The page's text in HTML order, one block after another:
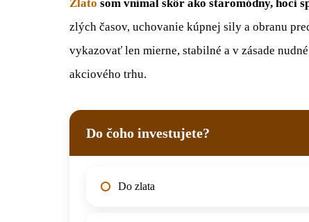
Zlato som vnímal skôr ako staromódny, hoci
zlých časov, uchovanie kúpnej sily a obranu
vykazovať len mierne, stabilné a v zásade
akciového trhu.
Do čoho investujete?
Do zlata